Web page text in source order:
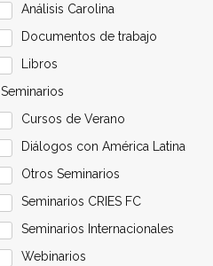
Análisis Carolina
Documentos de trabajo
Libros
Seminarios
Cursos de Verano
Diálogos con América Latina
Otros Seminarios
Seminarios CRIES FC
Seminarios Internacionales
Webinarios